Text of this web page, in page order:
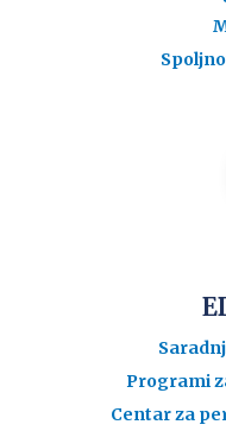
Programi
Centar za